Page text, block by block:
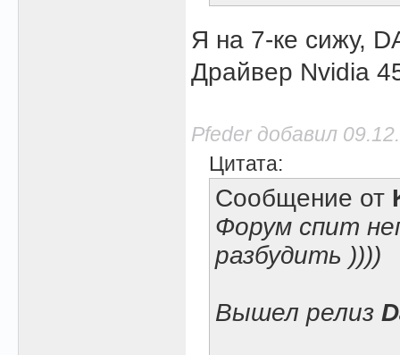
Я на 7-ке сижу,
Драйвер Nvidia
Pfeder добавил
Цитата:
Сообщение от
Форум спит
разбудить ))))
Вышел релиз